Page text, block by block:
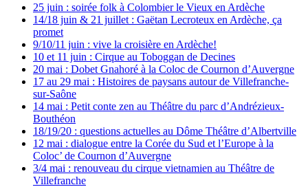
25 juin : soirée folk à Colombier le Vieux en Ardèche
14/18 juin & 21 juillet : Gaëtan Lecroteux en Ardèche, ça
promet
9/10/11 juin : vive la croisière en Ardèche!
10 et 11 juin : Cirque au Toboggan de Decines
20 mai : Dobet Gnahoré à la Coloc de Cournon d’Auvergne
17 au 29 mai : Histoires de paysans autour de Villefranche-
sur-Saône
14 mai : Petit conte zen au Théâtre du parc d’Andrézieux-
Bouthéon
18/19/20 : questions actuelles au Dôme Théâtre d’Albertville
12 mai : dialogue entre la Corée du Sud et l’Europe à la
Coloc’ de Cournon d’Auvergne
3/4 mai : renouveau du cirque vietnamien au Théâtre de
Villefranche